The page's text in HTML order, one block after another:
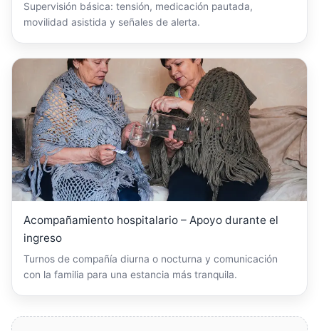
Supervisión básica: tensión, medicación pautada,
movilidad asistida y señales de alerta.
Acompañamiento hospitalario – Apoyo durante el
ingreso
Turnos de compañía diurna o nocturna y comunicación
con la familia para una estancia más tranquila.